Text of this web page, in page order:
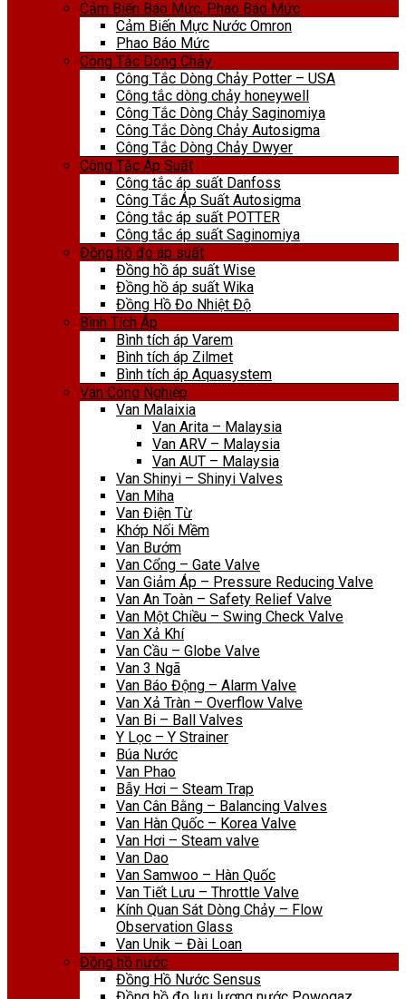
Cảm Biến Báo Mức, Phao Báo Mức
Cảm Biến Mực Nước Omron
Phao Báo Mức
Công Tắc Dòng Chảy
Công Tắc Dòng Chảy Potter – USA
Công tắc dòng chảy honeywell
Công Tắc Dòng Chảy Saginomiya
Công Tắc Dòng Chảy Autosigma
Công Tắc Dòng Chảy Dwyer
Công Tắc Áp Suất
Công tắc áp suất Danfoss
Công Tắc Áp Suất Autosigma
Công tắc áp suất POTTER
Công tắc áp suất Saginomiya
Đồng hồ đo áp suất
Đồng hồ áp suất Wise
Đồng hồ áp suất Wika
Đồng Hồ Đo Nhiệt Độ
Bình Tích Áp
Bình tích áp Varem
Bình tích áp Zilmet
Bình tích áp Aquasystem
Van Công Nghiệp
Van Malaixia
Van Arita – Malaysia
Van ARV – Malaysia
Van AUT – Malaysia
Van Shinyi – Shinyi Valves
Van Miha
Van Điện Từ
Khớp Nối Mềm
Van Bướm
Van Cổng – Gate Valve
Van Giảm Áp – Pressure Reducing Valve
Van An Toàn – Safety Relief Valve
Van Một Chiều – Swing Check Valve
Van Xả Khí
Van Cầu – Globe Valve
Van 3 Ngã
Van Báo Động – Alarm Valve
Van Xả Tràn – Overflow Valve
Van Bi – Ball Valves
Y Lọc – Y Strainer
Búa Nước
Van Phao
Bẫy Hơi – Steam Trap
Van Cân Bằng – Balancing Valves
Van Hàn Quốc – Korea Valve
Van Hơi – Steam valve
Van Dao
Van Samwoo – Hàn Quốc
Van Tiết Lưu – Throttle Valve
Kính Quan Sát Dòng Chảy – Flow
Observation Glass
Van Unik – Đài Loan
Đồng hồ nước
Đồng Hồ Nước Sensus